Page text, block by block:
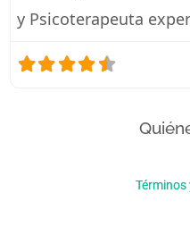
y Psicoterapeuta
Términos